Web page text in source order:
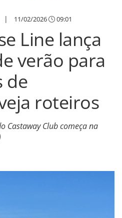
11/02/2026 09:01
Line lança
verão para
de
roteiros
Castaway Club começa na